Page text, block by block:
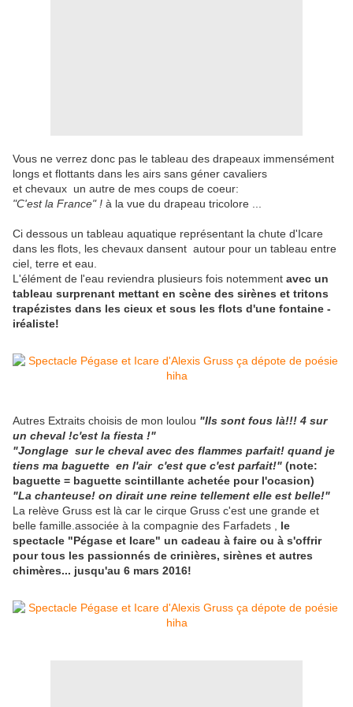
Vous ne verrez donc pas le tableau des drapeaux immensément
longs et flottants dans les airs sans géner cavaliers
et chevaux un autre de mes coups de coeur:
"C'est la France" ! à la vue du drapeau tricolore ...
Ci dessous un tableau aquatique représentant la chute d'Icare
dans les flots, les chevaux dansent autour pour un tableau entre
ciel, terre et eau.
L'élément de l'eau reviendra plusieurs fois notemment avec un
tableau surprenant mettant en scène des sirènes et tritons
trapézistes dans les cieux et sous les flots d'une fontaine -
iréaliste!
Autres Extraits choisis de mon loulou "Ils sont fous là!!! 4 sur
un cheval !c'est la fiesta !"
"Jonglage sur le cheval avec des flammes parfait! quand je
tiens ma baguette en l'air c'est que c'est parfait!" (note:
baguette = baguette scintillante achetée pour l'ocasion)
"La chanteuse! on dirait une reine tellement elle est belle!"
La relève Gruss est là car le cirque Gruss c'est une grande et
belle famille.associée à la compagnie des Farfadets ,
le
spectacle "Pégase et Icare" un cadeau à faire ou à s'offrir
pour tous les passionnés de crinières, sirènes et autres
chimères... jusqu'au 6 mars 2016!